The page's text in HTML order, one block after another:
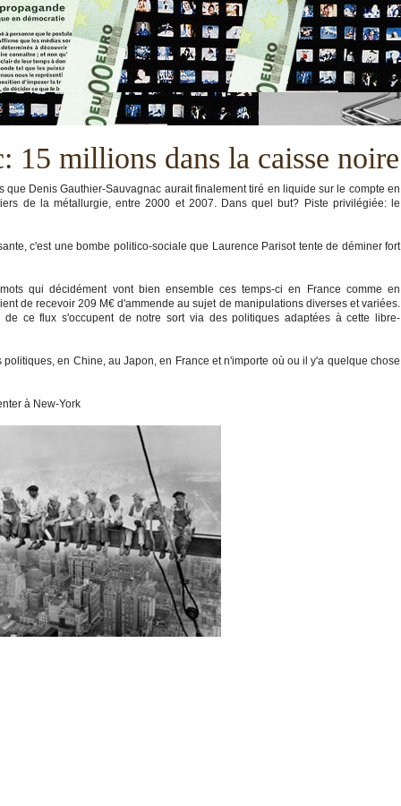
15 millions dans la caisse noire
Denis Gauthier-Sauvagnac aurait finalement tiré en liquide sur le compte en
de la métallurgie, entre 2000 et 2007. Dans quel but? Piste privilégiée: le
c'est une bombe politico-sociale que Laurence Parisot tente de déminer fort
qui décidément vont bien ensemble ces temps-ci en France comme en
de recevoir 209 M€ d'ammende au sujet de manipulations diverses et variées.
de ce flux s'occupent de notre sort via des politiques adaptées à cette libre-
en Chine, au Japon, en France et n'importe où ou il y'a quelque chose
New-York